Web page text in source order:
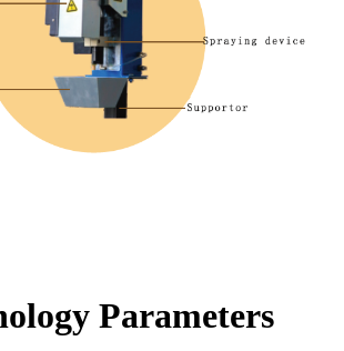
Parameters